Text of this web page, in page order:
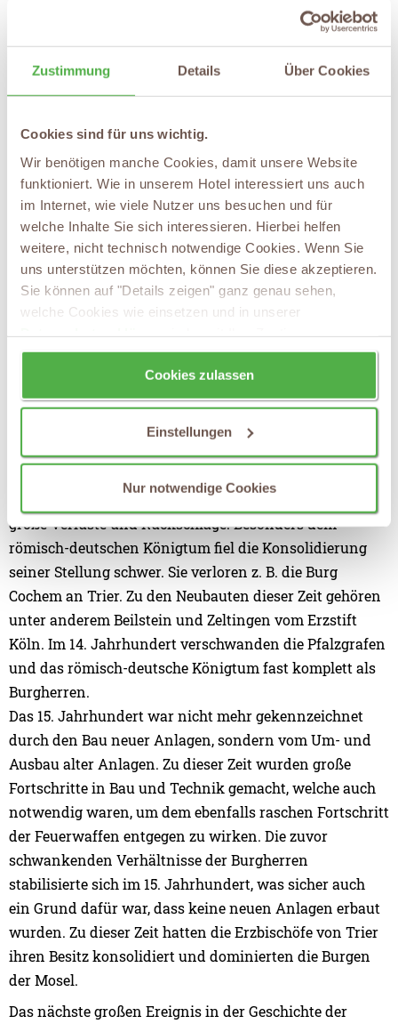
Zustimmung Details Über Cookies
Cookies sind für uns wichtig.
Wir benötigen manche Cookies, damit unsere Website
funktioniert. Wie in unserem Hotel interessiert uns auch
im Internet, wie viele Nutzer uns besuchen und für
welche Inhalte Sie sich interessieren. Hierbei helfen
weitere, nicht technisch notwendige Cookies. Wenn Sie
uns unterstützen möchten, können Sie diese akzeptieren.
Sie können auf "Details zeigen" ganz genau sehen,
welche Cookies wie einsetzen und in unserer
wieder zurücknehmen.
Cookies zulassen
Einstellungen
Nur notwendige Cookies
der Mosel als Erbauer. Auch die Festungsanlage von
Cochem ist zu dieser Zeit entstanden. Die Existenz der
Burg ist schon für das Jahr 1130 urkundlich gesichert.
Die Burg Cochem erzählt einen Teil der Geschichte der
Mosel auszubreiten und ihre Macht zu sichern. Die
Geschichte geht jedoch schnell in andere Hände über. Im
12. Jahrhundert errichteten nicht nur die Pfalzgrafen
Festungen, sondern es entstanden auch die ersten
Reichsburgen. Die bekannte Burg Eltz findet zum
Beispiel Erwähnung in zwei Urkunden aus dem Jahr
1129 und 1157.
Höhepunkt des Burgenbaus an der Mosel kommen.
Entlang der Mosel entstanden prächtige Burgen und
Wehranlagen, von denen viele heute noch bewundert
werden können und deren Überreste Teil des
Moselcharmes geworden sind. In dieser Zeit behauptet
deutsch-römische Burgentum hingegen verzeichnen
große Verluste und Rückschläge. Besonders dem
römisch-deutschen Königtum fiel die Konsolidierung
seiner Stellung schwer. Sie verloren z. B. die Burg
Cochem an Trier. Zu den Neubauten dieser Zeit gehören
unter anderem Beilstein und Zeltingen vom Erzstift
Köln. Im 14. Jahrhundert verschwanden die Pfalzgrafen
und das römisch-deutsche Königtum fast komplett als
Burgherren.
Das 15. Jahrhundert war nicht mehr gekennzeichnet
durch den Bau neuer Anlagen, sondern vom Um- und
Ausbau alter Anlagen. Zu dieser Zeit wurden große
Fortschritte in Bau und Technik gemacht, welche auch
notwendig waren, um dem ebenfalls raschen Fortschritt
der Feuerwaffen entgegen zu wirken. Die zuvor
schwankenden Verhältnisse der Burgherren
stabilisierte sich im 15. Jahrhundert, was sicher auch
ein Grund dafür war, dass keine neuen Anlagen erbaut
wurden. Zu dieser Zeit hatten die Erzbischöfe von Trier
ihren Besitz konsolidiert und dominierten die Burgen
der Mosel.
Das nächste großen Ereignis in der Geschichte der